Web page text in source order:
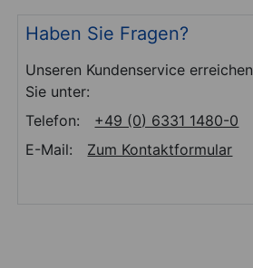
Haben Sie Fragen?
Unseren Kundenservice erreichen
Sie unter:
Telefon:
+49 (0) 6331 1480-0
E-Mail:
Zum Kontaktformular